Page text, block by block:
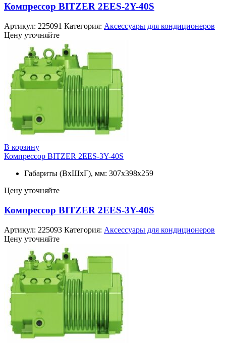
Компрессор BITZER 2EES-2Y-40S
Артикул: 225091 Категория: Аксессуары для кондиционеров
Цену уточняйте
В корзину
Компрессор BITZER 2EES-3Y-40S
Габариты (ВхШхГ), мм: 307x398x259
Цену уточняйте
Компрессор BITZER 2EES-3Y-40S
Артикул: 225093 Категория: Аксессуары для кондиционеров
Цену уточняйте